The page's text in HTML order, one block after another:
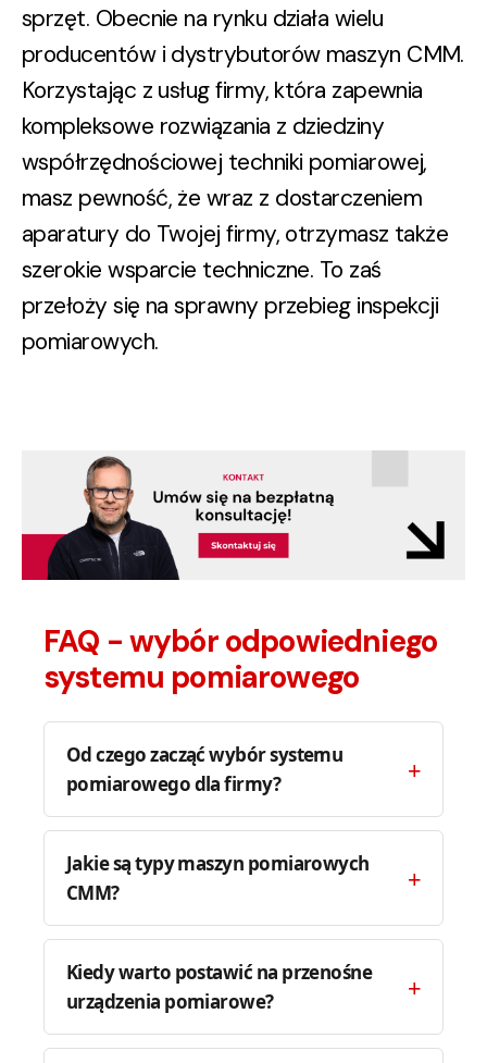
sprzęt. Obecnie na rynku działa wielu
producentów i dystrybutorów maszyn CMM.
Korzystając z usług firmy, która zapewnia
kompleksowe rozwiązania z dziedziny
współrzędnościowej techniki pomiarowej,
masz pewność, że wraz z dostarczeniem
aparatury do Twojej firmy, otrzymasz także
szerokie wsparcie techniczne. To zaś
przełoży się na sprawny przebieg inspekcji
pomiarowych.
FAQ - wybór odpowiedniego
systemu pomiarowego
Od czego zacząć wybór systemu
pomiarowego dla firmy?
Jakie są typy maszyn pomiarowych
CMM?
Kiedy warto postawić na przenośne
urządzenia pomiarowe?